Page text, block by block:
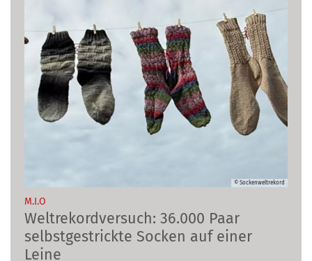
© Sockenweltrekord
M.I.O
Weltrekordversuch: 36.000 Paar
selbstgestrickte Socken auf einer
Leine